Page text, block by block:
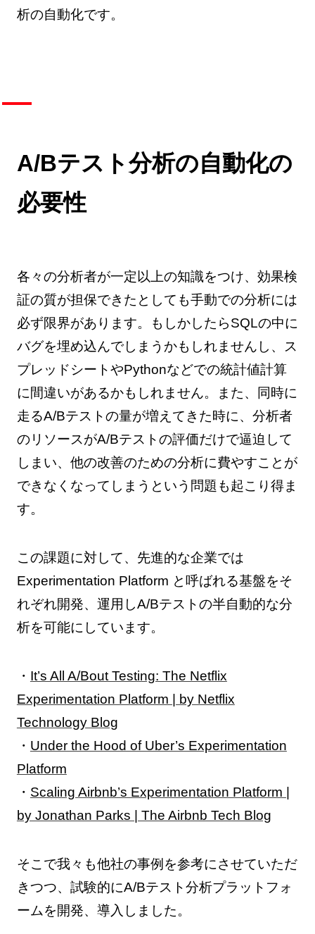
析の自動化です。
A/Bテスト分析の自動化の
必要性
各々の分析者が一定以上の知識をつけ、効果検
証の質が担保できたとしても手動での分析には
必ず限界があります。もしかしたらSQLの中に
バグを埋め込んでしまうかもしれませんし、ス
プレッドシートやPythonなどでの統計値計算
に間違いがあるかもしれません。また、同時に
走るA/Bテストの量が増えてきた時に、分析者
のリソースがA/Bテストの評価だけで逼迫して
しまい、他の改善のための分析に費やすことが
できなくなってしまうという問題も起こり得ま
す。
この課題に対して、先進的な企業では
Experimentation Platform と呼ばれる基盤をそ
れぞれ開発、運用しA/Bテストの半自動的な分
析を可能にしています。
・ It’s All A/Bout Testing: The Netflix
Experimentation Platform | by Netflix
Technology Blog
・ Under the Hood of Uber’s Experimentation
Platform
・ Scaling Airbnb’s Experimentation Platform |
by Jonathan Parks | The Airbnb Tech Blog
そこで我々も他社の事例を参考にさせていただ
きつつ、試験的にA/Bテスト分析プラットフォ
ームを開発、導入しました。